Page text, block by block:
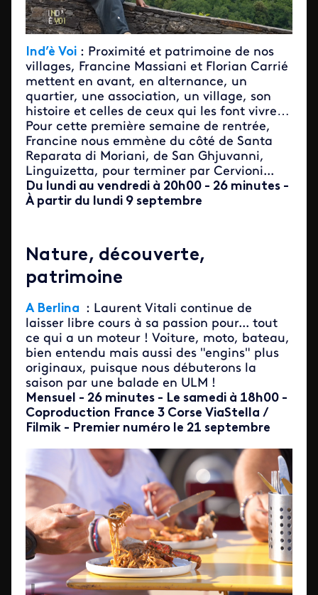
Ind’è Voi : Proximité et patrimoine de nos
villages, Francine Massiani et Florian Carrié
mettent en avant, en alternance, un
quartier, une association, un village, son
histoire et celles de ceux qui les font vivre…
Pour cette première semaine de rentrée,
Francine nous emmène du côté de Santa
Reparata di Moriani, de San Ghjuvanni,
Linguizetta, pour terminer par Cervioni...
Du lundi au vendredi à 20h00 - 26 minutes -
À partir du lundi 9 septembre
Nature, découverte,
patrimoine
A Berlina : Laurent Vitali continue de
laisser libre cours à sa passion pour... tout
ce qui a un moteur ! Voiture, moto, bateau,
bien entendu mais aussi des "engins" plus
originaux, puisque nous débuterons la
saison par une balade en ULM !
Mensuel - 26 minutes - Le samedi à 18h00 -
Coproduction France 3 Corse ViaStella /
Filmik - Premier numéro le 21 septembre